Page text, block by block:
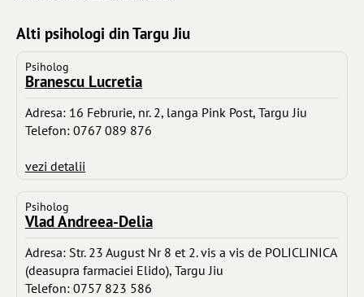
Alti psihologi din Targu Jiu
Psiholog
Branescu Lucretia
Adresa: 16 Februrie, nr. 2, langa Pink Post, Targu Jiu
Telefon: 0767 089 876
vezi detalii
Psiholog
Vlad Andreea-Delia
Adresa: Str. 23 August Nr 8 et 2. vis a vis de POLICLINICA
(deasupra farmaciei Elido), Targu Jiu
Telefon: 0757 823 586